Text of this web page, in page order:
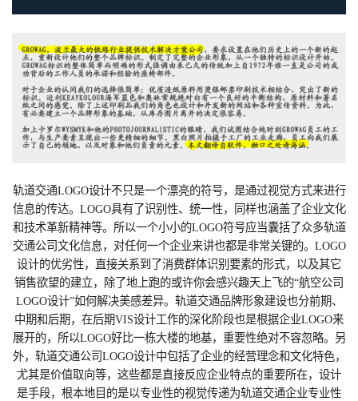
轨道交通LOGO设计不只是一个漂亮的符号，是通过视觉方式来进行
信息的传达。LOGO具有了识别性、统一性，同样也涵盖了企业文化
和技术革新精神等。所以一个小小的LOGO符号应当囊括了众多轨道
交通公司文化信息，对任何一个企业来讲也都是非常关键的。LOGO
设计的优劣性，直接关系到了消费群体识别要素的形式，以及其它
销售欲望的建立，除了地上跑的或许你会感兴趣天上飞的“航空公司
LOGO设计”如何解决美感差异。轨道交通品牌形象建设也分前期、
中期和后期，在后期VIS设计工作的深化阶段也是根据企业LOGO来
展开的，所以LOGO好比一栋大楼的地基，重要性绝对不容忽略。另
外，轨道交通公司LOGO设计中包括了企业的经营理念和文化特色，
尤其是价值取向等，这些都是直接反应企业特点的重要所在，设计
是手段，根本地目的是以专业性的视觉传递为轨道交通企业专业性